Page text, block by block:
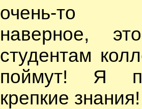
очень-то
наверное,
студентам
поймут! Я
крепкие знания!